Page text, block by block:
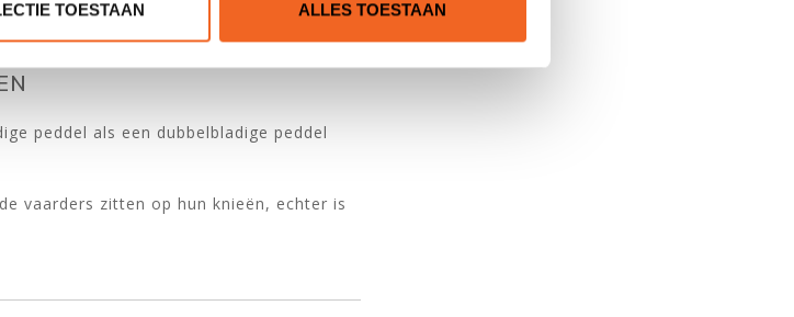
TOESTAAN ALLES TOESTAAN
peddel als een dubbelbladige peddel
vaarders zitten op hun knieën, echter is